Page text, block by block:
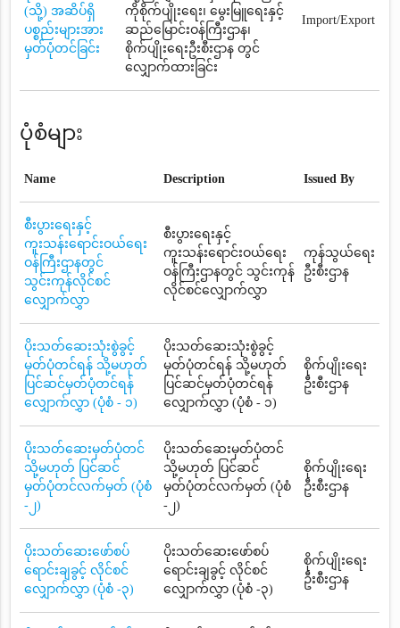
(သို့) အဆိပ်ရှိ
ပစ္စည်းများအား
မှတ်ပုံတင်ခြင်း
ကိုစိုက်ပျိုးရေး၊ မွေးမြူရေးနှင့်
ဆည်မြောင်းဝန်ကြီးဌာန၊
စိုက်ပျိုးရေးဦးစီးဌာန တွင်
လျှောက်ထားခြင်း
Import/Export
ပုံစံများ
Name Description Issued By
စီးပွားရေးနှင့်
ကူးသန်းရောင်းဝယ်ရေး
ဝန်ကြီးဌာနတွင်
သွင်းကုန်လိုင်စင်
လျှောက်လွှာ
စီးပွားရေးနှင့်
ကူးသန်းရောင်းဝယ်ရေး
ဝန်ကြီးဌာနတွင် သွင်းကုန်
လိုင်စင်လျှောက်လွှာ
ကုန်သွယ်ရေး
ဦးစီးဌာန
ပိုးသတ်ဆေးသုံးစွဲခွင့်
မှတ်ပုံတင်ရန် သို့မဟုတ်
ပြင်ဆင်မှတ်ပုံတင်ရန်
လျှောက်လွှာ (ပုံစံ - ၁)
ပိုးသတ်ဆေးသုံးစွဲခွင့်
မှတ်ပုံတင်ရန် သို့မဟုတ်
ပြင်ဆင်မှတ်ပုံတင်ရန်
လျှောက်လွှာ (ပုံစံ - ၁)
စိုက်ပျိုးရေး
ဦးစီးဌာန
ပိုးသတ်ဆေးမှတ်ပုံတင်
သို့မဟုတ် ပြင်ဆင်
မှတ်ပုံတင်လက်မှတ် (ပုံစံ
-၂)
ပိုးသတ်ဆေးမှတ်ပုံတင်
သို့မဟုတ် ပြင်ဆင်
မှတ်ပုံတင်လက်မှတ် (ပုံစံ
-၂)
စိုက်ပျိုးရေး
ဦးစီးဌာန
ပိုးသတ်ဆေးဖော်စပ်
ရောင်းချခွင့် လိုင်စင်
လျှောက်လွှာ (ပုံစံ -၃)
ပိုးသတ်ဆေးဖော်စပ်
ရောင်းချခွင့် လိုင်စင်
လျှောက်လွှာ (ပုံစံ -၃)
စိုက်ပျိုးရေး
ဦးစီးဌာန